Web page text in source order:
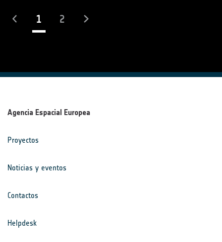
1(actual)
2
Agencia Espacial Europea
Proyectos
Noticias y eventos
Contactos
Helpdesk